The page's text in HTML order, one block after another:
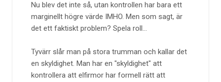
Nu blev det inte så, utan kontrollen har bara ett
marginellt högre värde IMHO. Men som sagt, är
det ett faktiskt problem? Spela roll...
Tyvärr slår man på stora trumman och kallar det
en skyldighet. Man har en "skyldighet" att
kontrollera att elfirmor har formell rätt att